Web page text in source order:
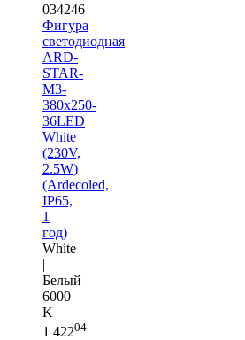
034246
Фигура
cветодиодная
ARD-
STAR-
M3-
380x250-
36LED
White
(230V,
2.5W)
(Ardecoled,
IP65,
1
год)
White
|
Белый
6000
K
1 42204